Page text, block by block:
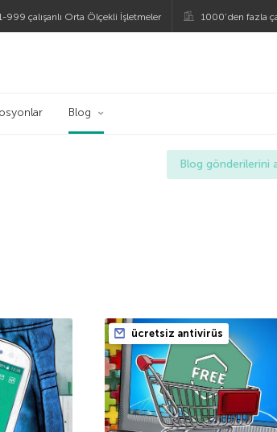
999 çalışanlı Orta Ölçekli İşletmeler 1000’den fazla
Blog
ücretsiz antivirüs